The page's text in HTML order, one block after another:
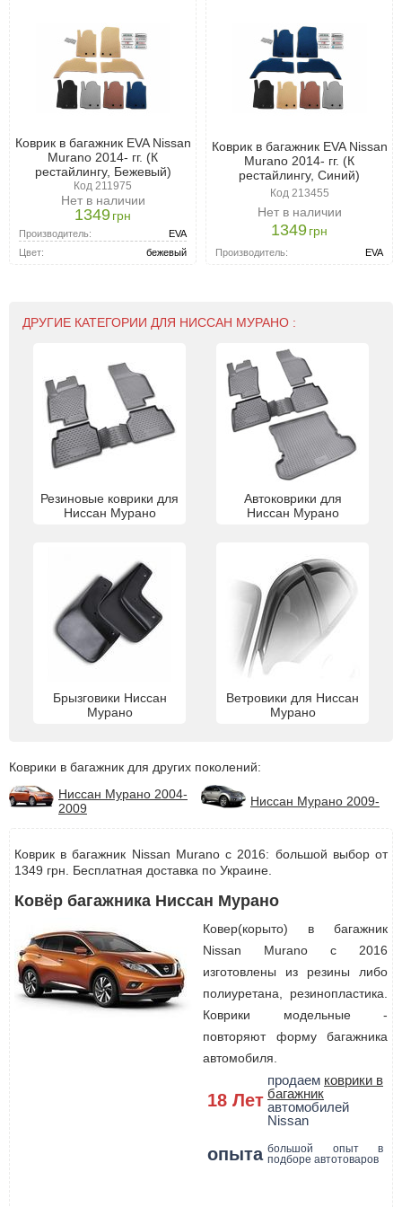
Коврик в багажник EVA Nissan
Murano 2014- гг. (К
рестайлингу, Бежевый)
Код 211975
Нет в наличии
1349грн
Производитель:
EVA
Цвет:
бежевый
Коврик в багажник EVA Nissan
Murano 2014- гг. (К
рестайлингу, Синий)
Код 213455
Нет в наличии
1349грн
Производитель: EVA
ДРУГИЕ КАТЕГОРИИ ДЛЯ НИССАН МУРАНО :
Резиновые коврики для
Ниссан Мурано
Автоковрики для
Ниссан Мурано
Брызговики Ниссан
Мурано
Ветровики для Ниссан
Мурано
Коврики в багажник для других поколений:
Ниссан Мурано 2004-
2009
Ниссан Мурано 2009-
Коврик в багажник Nissan Murano с 2016: большой выбор от
1349 грн. Бесплатная доставка по Украине.
Ковёр багажника Ниссан Мурано
Ковер(корыто) в багажник
Nissan Murano с 2016
изготовлены из резины либо
полиуретана, резинопластика.
Коврики модельные -
повторяют форму багажника
автомобиля.
18 Лет
продаем коврики в
багажник
автомобилей
Nissan
опыта большой опыт в
подборе автотоваров